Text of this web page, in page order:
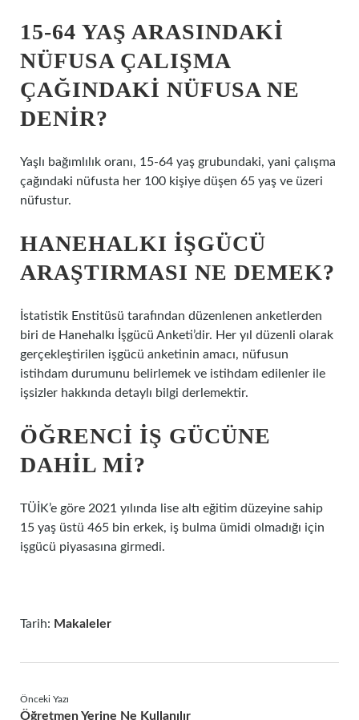
15-64 YAŞ ARASINDAKI
NÜFUSA ÇALIŞMA
ÇAĞINDAKI NÜFUSA NE
DENIR?
Yaşlı bağımlılık oranı, 15-64 yaş grubundaki, yani çalışma
çağındaki nüfusta her 100 kişiye düşen 65 yaş ve üzeri
nüfustur.
HANEHALKI IŞGÜCÜ
ARAŞTIRMASI NE DEMEK?
İstatistik Enstitüsü tarafından düzenlenen anketlerden
biri de Hanehalkı İşgücü Anketi’dir. Her yıl düzenli olarak
gerçekleştirilen işgücü anketinin amacı, nüfusun
istihdam durumunu belirlemek ve istihdam edilenler ile
işsizler hakkında detaylı bilgi derlemektir.
ÖĞRENCI IŞ GÜCÜNE
DAHIL MI?
TÜİK’e göre 2021 yılında lise altı eğitim düzeyine sahip
15 yaş üstü 465 bin erkek, iş bulma ümidi olmadığı için
işgücü piyasasına girmedi.
Tarih: Makaleler
Önceki Yazı
Öğretmen Yerine Ne Kullanılır